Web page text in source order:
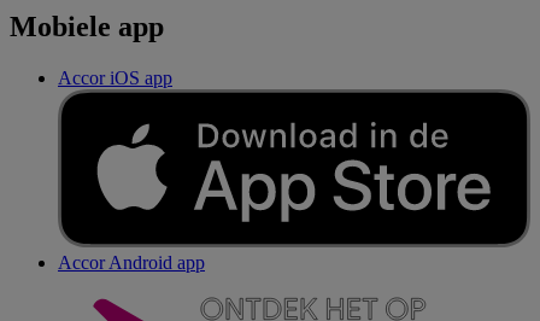
Mobiele app
Accor iOS app
Accor Android app